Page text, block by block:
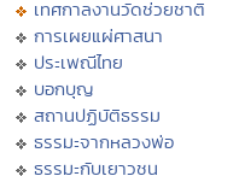
เทศกาลงานวัดช่วยชาติ
การเผยแผ่ศาสนา
ประเพณีไทย
บอกบุญ
สถานปฏิบัติธรรม
ธรรมะจากหลวงพ่อ
ธรรมะกับเยาวชน